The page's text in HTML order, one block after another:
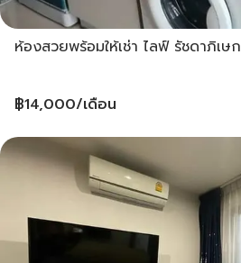
ห้องสวยพร้อมให้เช่า ไลฟ์ รัชดาภิเษก
฿14,000/เดือน